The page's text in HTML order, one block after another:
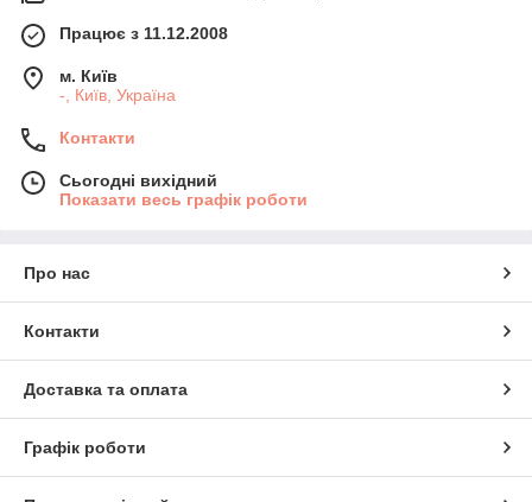
Працює з 11.12.2008
м. Київ
-, Київ, Україна
Контакти
Сьогодні вихідний
Показати весь графік роботи
Про нас
Контакти
Доставка та оплата
Графік роботи